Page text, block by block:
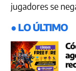
jugadores se
● LO ÚLTIMO